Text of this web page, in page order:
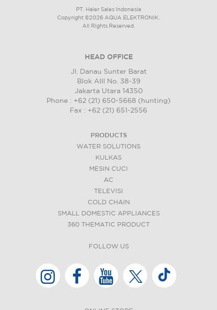
PT. Haier Sales Indonesia
Copyright ©2026 AQUA ELEKTRONIK.
All Rights Reserved.
HEAD OFFICE
Jl. Danau Sunter Barat
Blok AIII No. 38-39
Jakarta Utara 14350
Phone : +62 (21) 650-5668 (hunting)
Fax : +62 (21) 651-2556
PRODUCTS
WATER SOLUTIONS
KULKAS
MESIN CUCI
AC
TELEVISI
COLD CHAIN
SMALL DOMESTIC APPLIANCES
360 THEMATIC PRODUCT
FOLLOW US